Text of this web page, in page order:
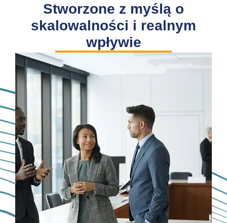
Stworzone z myślą o
skalowalności i realnym
wpływie